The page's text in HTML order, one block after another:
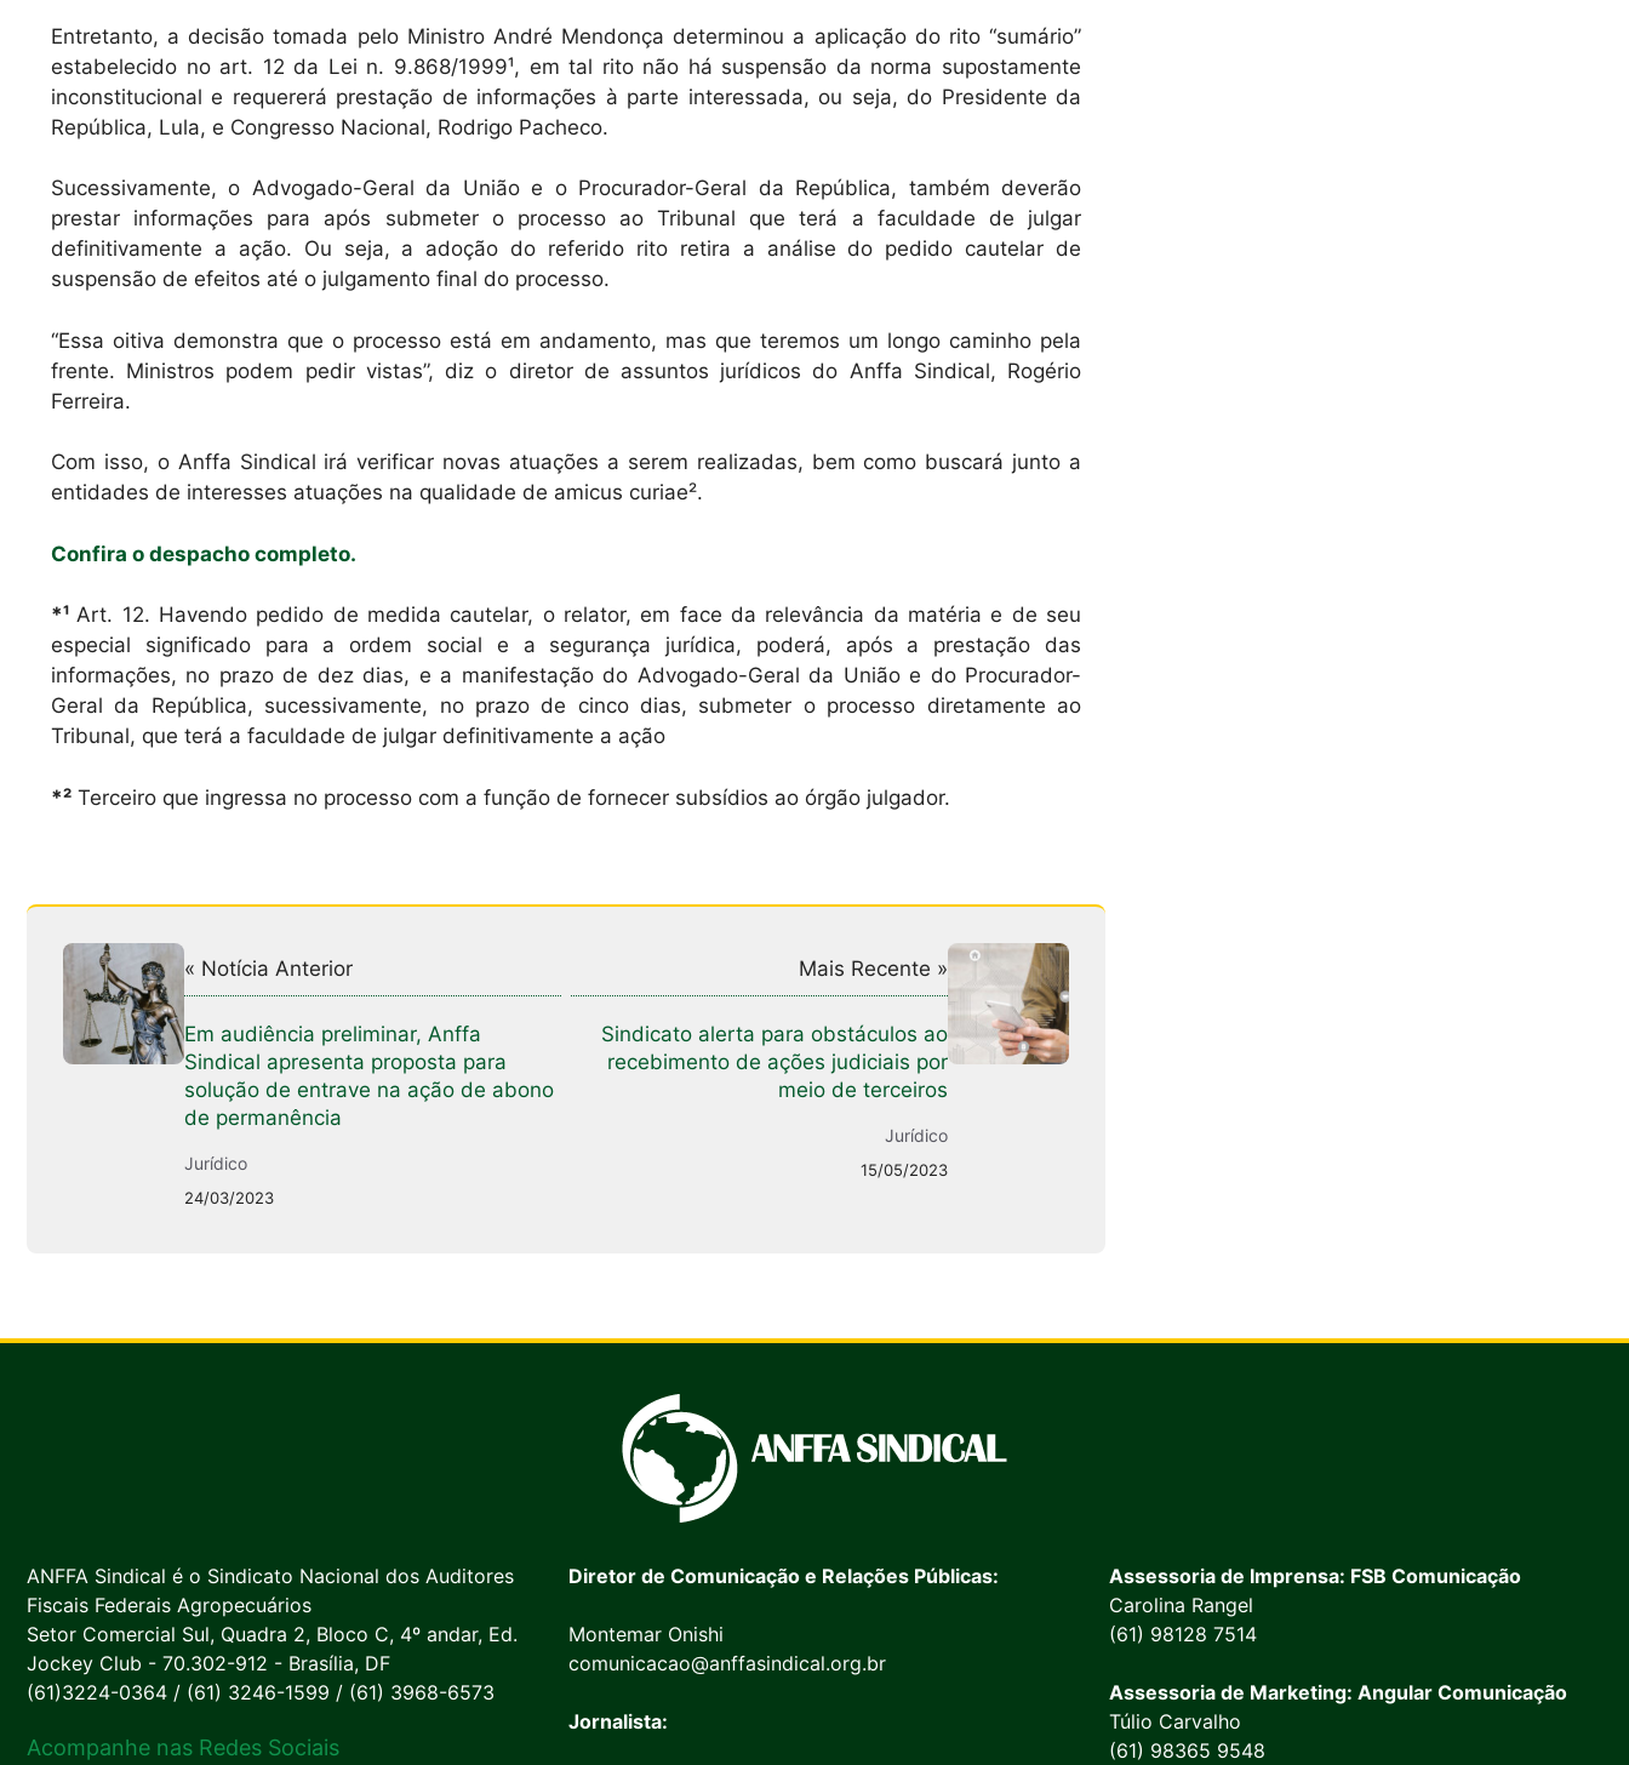
Entretanto, a decisão tomada pelo Ministro André Mendonça determinou a aplicação do rito “sumário”
estabelecido no art. 12 da Lei n. 9.868/1999¹, em tal rito não há suspensão da norma supostamente
inconstitucional e requererá prestação de informações à parte interessada, ou seja, do Presidente da
República, Lula, e Congresso Nacional, Rodrigo Pacheco.
Sucessivamente, o Advogado-Geral da União e o Procurador-Geral da República, também deverão
prestar informações para após submeter o processo ao Tribunal que terá a faculdade de julgar
definitivamente a ação. Ou seja, a adoção do referido rito retira a análise do pedido cautelar de
suspensão de efeitos até o julgamento final do processo.
“Essa oitiva demonstra que o processo está em andamento, mas que teremos um longo caminho pela
frente. Ministros podem pedir vistas”, diz o diretor de assuntos jurídicos do Anffa Sindical, Rogério
Ferreira.
Com isso, o Anffa Sindical irá verificar novas atuações a serem realizadas, bem como buscará junto a
entidades de interesses atuações na qualidade de amicus curiae².
Confira o despacho completo.
*¹Art. 12. Havendo pedido de medida cautelar, o relator, em face da relevância da matéria e de seu
especial significado para a ordem social e a segurança jurídica, poderá, após a prestação das
informações, no prazo de dez dias, e a manifestação do Advogado-Geral da União e do Procurador-
Geral da República, sucessivamente, no prazo de cinco dias, submeter o processo diretamente ao
Tribunal, que terá a faculdade de julgar definitivamente a ação
*² Terceiro que ingressa no processo com a função de fornecer subsídios ao órgão julgador.
« Notícia Anterior
Em audiência preliminar, Anffa
Sindical apresenta proposta para
solução de entrave na ação de abono
de permanência
Jurídico
24/03/2023
Mais Recente »
Sindicato alerta para obstáculos ao
recebimento de ações judiciais por
meio de terceiros
Jurídico
15/05/2023
ANFFA Sindical é o Sindicato Nacional dos Auditores
Fiscais Federais Agropecuários
Setor Comercial Sul, Quadra 2, Bloco C, 4º andar, Ed.
Jockey Club - 70.302-912 - Brasília, DF
(61)3224-0364 / (61) 3246-1599 / (61) 3968-6573
Acompanhe nas Redes Sociais
Diretor de Comunicação e Relações Públicas:
Montemar Onishi
comunicacao@anffasindical.org.br
Jornalista:
Assessoria de Imprensa: FSB Comunicação
Carolina Rangel
(61) 98128 7514
Assessoria de Marketing: Angular Comunicação
Túlio Carvalho
(61) 98365 9548